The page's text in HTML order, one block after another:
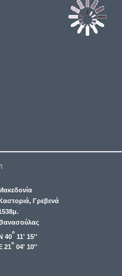
Γρεβενά
40
o
11' 15''
Ε 21
o
04' 10''